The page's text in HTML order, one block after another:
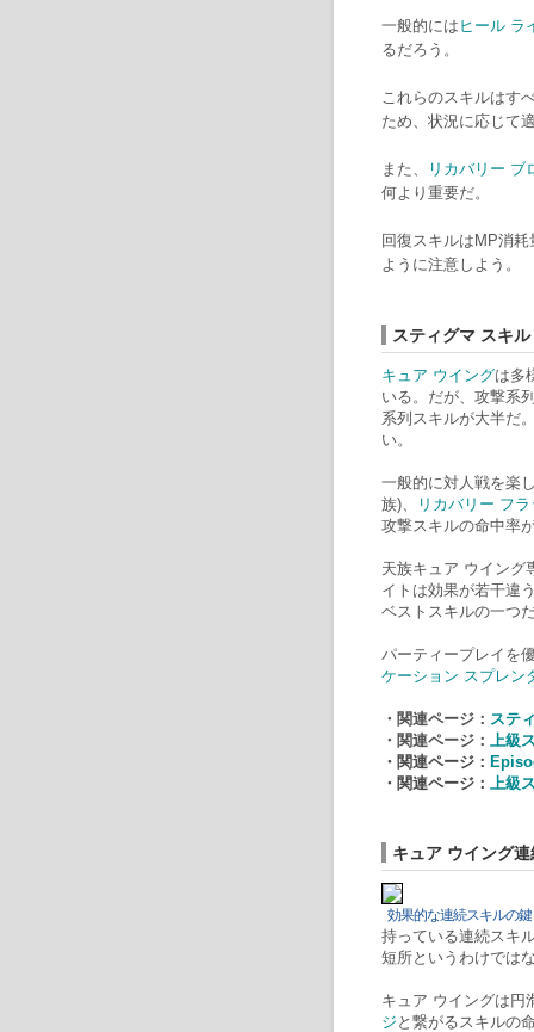
一般的には ヒール ラ
るだろう。
これらのスキルはす
ため、状況に応じて
また、
リカバリー ブ
何より重要だ。
回復スキルはMP消
ように注意しよう。
スティグマ スキル
キュア ウイングは多
いる。だが、攻撃系
系列スキルが大半だ
い。
一般的に対人戦を楽
族)、
リカバリー フ
攻撃スキルの命中率
天族キュア ウイング
イトは効果が若干違
ベストスキルの一つ
パーティープレイを
ケーション スプレン
・関連ページ： ステ
・関連ページ： 上級
・関連ページ：
・関連ページ： 上級
キュア ウイング
効果的な連続スキルの
持っている連続スキ
短所というわけでは
キュア ウイングは円
ジ と繋がるスキルの